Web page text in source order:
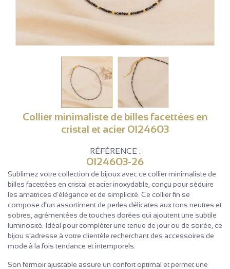
Collier minimaliste de billes facettées en
cristal et acier 0124603
RÉFÉRENCE :
0124603-26
Sublimez votre collection de bijoux avec ce collier minimaliste de
billes facettées en cristal et acier inoxydable, conçu pour séduire
les amatrices d'élégance et de simplicité. Ce collier fin se
compose d'un assortiment de perles délicates aux tons neutres et
sobres, agrémentées de touches dorées qui ajoutent une subtile
luminosité. Idéal pour compléter une tenue de jour ou de soirée, ce
bijou s'adresse à votre clientèle recherchant des accessoires de
mode à la fois tendance et intemporels.
Son fermoir ajustable assure un confort optimal et permet une